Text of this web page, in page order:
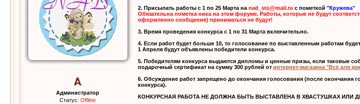
Администратор
Статус: Offline
2. Присылать работы с 1 по 25 Марта на nad_sto@mail.ru с пометкой "Кружева"
Обязательна пометка ника на этом форуме. Работы, которые не будут
оформленно сообщение) приниматься не будут!
3. Время проведения конкурса с 1 по 31 Марта включительно.
4. Если работ будет больше 10, то голосование по выставленным работам
1 Апреля будут объявлены победители конкурса.
5. Победителям конкурса выдаются дипломы и ценные призы, если таковые
подарочный сертификат на сумму 300 рублей от интернет-магазина "Всё для
6. Обсуждение работ запрещено до окончания голосования (после окончания
конкурса).
КОНКУРСНАЯ РАБОТА НЕ ДОЛЖНА БЫТЬ ВЫСТАВЛЕНА В ХВАСТУШКАХ ИЛИ